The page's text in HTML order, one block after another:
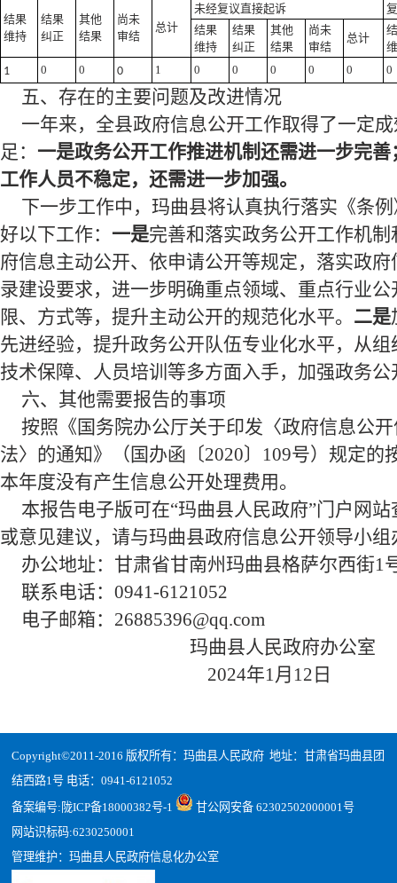
结果
维持
结果
纠正
其他
结果
尚未
审结
总计
未经复议直接起诉
结果
维持
结果
纠正
其他
结果
尚未
审结
总计
1
0 0 0 1 0 0 0 0 0 0
五、存在的主要问题及改进情况
一年来，全县政府信息公开工作取得了一定
足： 一是政务公开工作推进机制还需进一步完
工作人员不稳定，还需进一步加强。
下一步工作中， 玛曲县将认真执行落实《条
好以下工作： 一是完善和落实政务公开工作机
府信息主动公开、依申请公开等规定，落实政
录建设要求，进一步明确重点领域、重点行业
限、方式等，提升主动公开的规范化水平。 二是
先进经验，提升政务公开队伍专业化水平，从
技术保障、人员培训等多方面入手，加强政务
六、其他需要报告的事项
按照《国务院办公厅关于印发〈政府信息公
法〉的通知》（国办函〔2020〕109号）规定的
本年度没有产生信息公开处理费用。
本报告电子版可在“玛曲县人民政府”门户网
或意见建议，请与玛曲县政府信息公开领导小
办公地址：甘肃省甘南州玛曲县格萨尔西街1
联系电话： 0941-6121052
电子邮箱： 26885396@qq.com
玛曲县人民政府办公室
2024年1月 12 日
Copyright©2011-2016 版权所有：玛曲县人民政府 地址：甘肃省玛曲县团
结西路1号 电话：0941-6121052
备案编号: 陇ICP备18000382号-1
甘公网安备 62302502000001号
网站识标码:6230250001
管理维护：玛曲县人民政府信息化办公室